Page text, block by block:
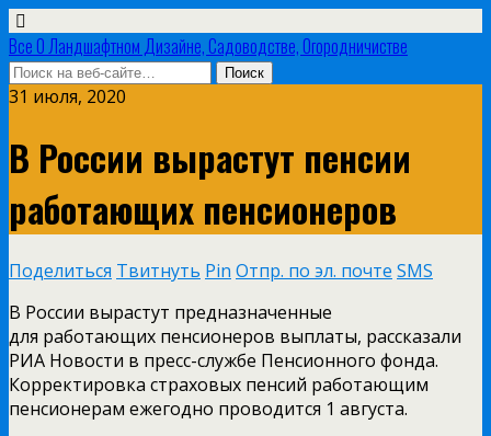
Все О Ландшафтном Дизайне, Садоводстве, Огородничистве
31 июля, 2020
В России вырастут пенсии
работающих пенсионеров
Поделиться Твитнуть Pin Отпр. по эл. почте SMS
В России вырастут предназначенные
для работающих пенсионеров выплаты, рассказали
РИА Новости в пресс-службе Пенсионного фонда.
Корректировка страховых пенсий работающим
пенсионерам ежегодно проводится 1 августа.